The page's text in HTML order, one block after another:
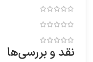
نقد و بررسی‌ها